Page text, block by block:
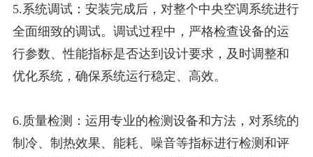
5.系统调试：安装完成后，对整个中央空调系统进行
全面细致的调试。调试过程中，严格检查设备的运
行参数、性能指标是否达到设计要求，及时调整和
优化系统，确保系统运行稳定、高效。
6.质量检测：运用专业的检测设备和方法，对系统的
制冷、制热效果、能耗、噪音等指标进行检测和评